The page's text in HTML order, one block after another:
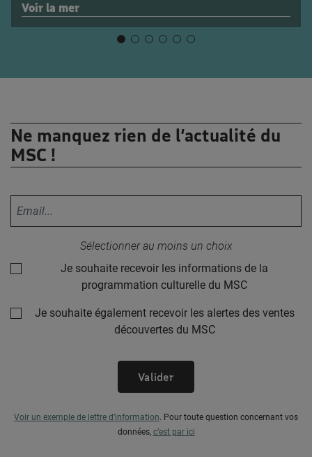
Voir la mer
Ne manquez rien de l’actualité du
MSC !
Sélectionner au moins un choix
Je souhaite recevoir les informations de la
programmation culturelle du MSC
Je souhaite également recevoir les alertes des ventes
découvertes du MSC
Valider
Voir un exemple de lettre d’information Pour toute question concernant vos
données, c’est par ici